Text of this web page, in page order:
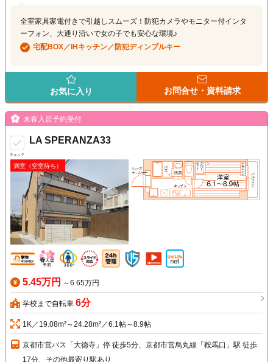
全室家具家電付きで引越しスムーズ！防犯カメラやモニター付インタ
ーフォン、大通り沿いで女の子でも安心な環境♪
宅配BOX／IHキッチン／防犯ディンプルキー
お気に入り お問合せ・資料請求
チェック
来春入居予約受付
LA SPERANZA33
満室（空室待ち）
5.45万円 ～6.65万円
学校まで自転車 6分
1K／19.08m²～24.28m²／6.1帖～8.9帖
京都市営バス「大徳寺」停 徒歩5分、京都市営烏丸線「鞍馬口」駅 徒歩
17分、その他最寄り駅あり